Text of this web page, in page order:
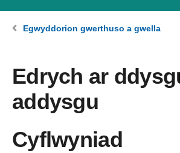
Egwyddorion gwerthuso a gwella
Edrych ar
addysgu
Cyflwyniad